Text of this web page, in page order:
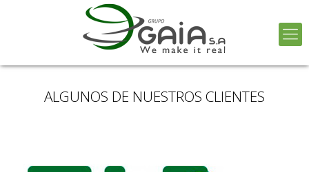
ALGUNOS DE NUESTROS CLIENTES